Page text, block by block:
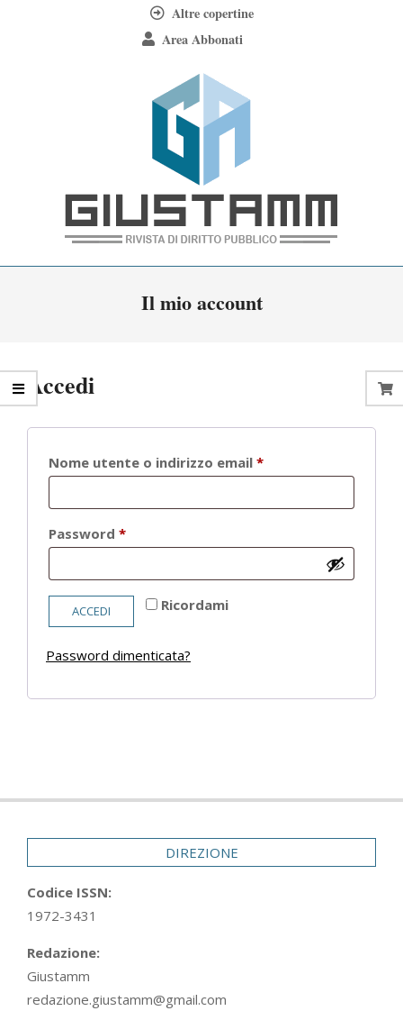
Altre copertine
Area Abbonati
Giustamm
Il mio account
Accedi
Nome utente o indirizzo email *Richiesto
Password *Richiesto
Ricordami
ACCEDI
Password dimenticata?
05-
DIREZIONE
Codice ISSN:
1972-3431
Redazione:
Giustamm
redazione.giustamm@gmail.com